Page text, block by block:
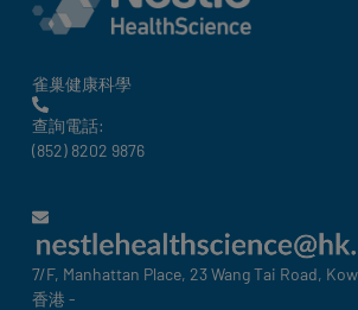
雀巢健康科學
查詢電話:
(852) 8202 9876
7/F, Manhattan Place, 23 Wang Tai Road,
香港 -